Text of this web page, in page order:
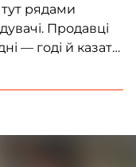
рядами
Продавці
— годі й казати.